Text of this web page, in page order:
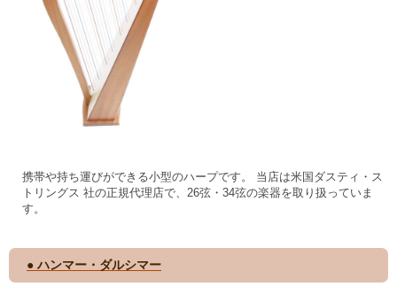
携帯や持ち運びができる小型のハープです。 当店は米国ダスティ・ス
トリングス 社の正規代理店で、26弦・34弦の楽器を取り扱っていま
す。
● ハンマー・ダルシマー